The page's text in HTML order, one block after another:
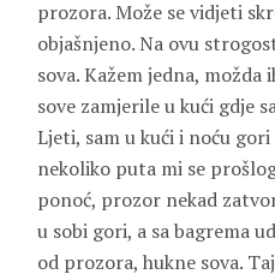
prozora. Može se vidjeti
objašnjeno. Na ovu
sova. Kažem jedna, možda
sove zamjerile u kući gdje
Ljeti, sam u kući i noću
nekoliko puta mi se
ponoć, prozor nekad
u sobi gori, a sa bagrema
od prozora, hukne sova.